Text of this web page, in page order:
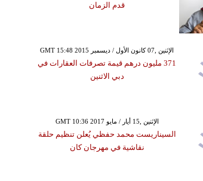
قدم الزمان
GMT 15:48 2015 الإثنين ,07 كانون الأول / ديسمبر
371 مليون درهم قيمة تصرفات العقارات في
دبي الاثنين
GMT 10:36 2017 الإثنين ,15 أيار / مايو
السيناريست محمد حفظي يُعلن تنظيم حلقة
نقاشية في مهرجان كان